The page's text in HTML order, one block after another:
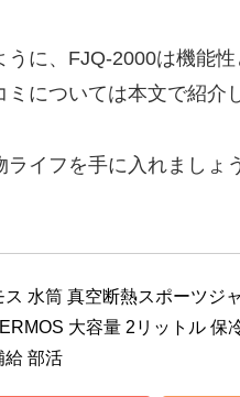
うに、FJQ-2000は機能
については本文で紹介
イフを手に入れましょ
ス 水筒 真空断熱スポーツジ
大容量 2リットル
給 部活